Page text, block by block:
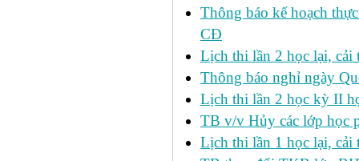
Thông báo kế hoạch
CĐ
Lịch thi lần 2 học lại, cải
Thông báo nghỉ ngày
Lịch thi lần 2 học kỳ II
TB v/v Hủy các lớp học
Lịch thi lần 1 học lại, cải